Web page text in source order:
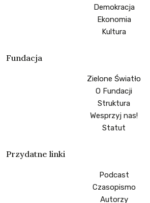
Demokracja
Ekonomia
Kultura
Fundacja
Zielone Światło
O Fundacji
Struktura
Wesprzyj nas!
Statut
Przydatne linki
Podcast
Czasopismo
Autorzy